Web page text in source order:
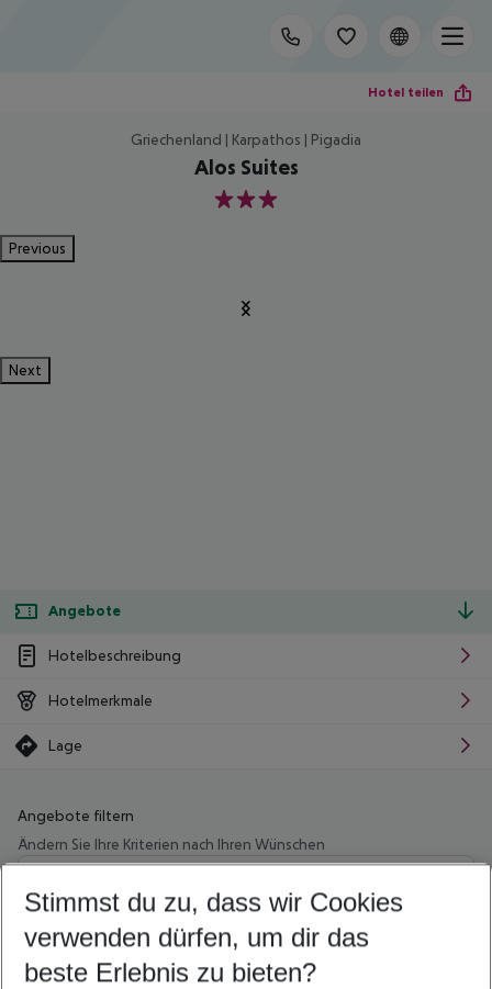
Hotel teilen
Griechenland | Karpathos | Pigadia
Alos Suites
3
Previous
Next
Angebote
Hotelbeschreibung
Hotelmerkmale
Lage
Angebote filtern
Ändern Sie Ihre Kriterien nach Ihren Wünschen
Wähle deinen Abflughafen
Beliebiger Abflughafen
Wähle deinen Reisezeitraum
5-8 Nächte
Stimmst du zu, dass wir Cookies
verwenden dürfen, um dir das
beste Erlebnis zu bieten?